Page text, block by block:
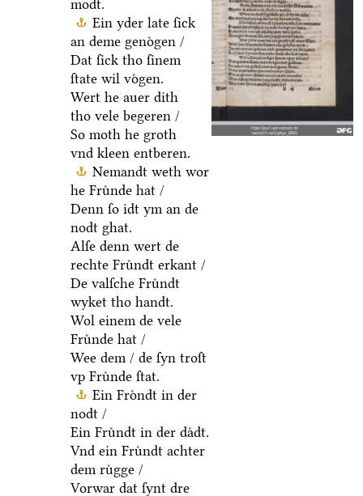
modt.
Ein yder late ſick
an deme genoͤgen /
Dat ſick tho ſinem
ſtate wil voͤgen.
Wert he auer dith
tho vele begeren /
So moth he groth
vnd kleen entberen.
Nemandt weth wor
he Fruͤnde hat /
Denn ſo idt ym an de
nodt ghat.
Alſe denn wert de
rechte Fruͤndt erkant /
De valſche Fruͤndt
wyket tho handt.
Wol einem de vele
Fruͤnde hat /
Wee dem / de ſyn troſt
vp Fruͤnde ſtat.
Ein Froͤndt in der
nodt /
Ein Fruͤndt in der daͤdt.
Vnd ein Fruͤndt achter
dem ruͤgge /
Vorwar dat ſynt dre